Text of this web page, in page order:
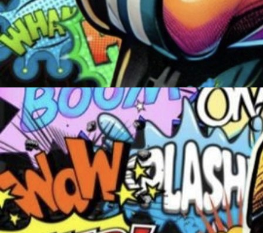
communicative,
modernité, il
l'international.
Vous avez
Bush, Energy
bien d'autres.
Une seule
énergie nouvelle